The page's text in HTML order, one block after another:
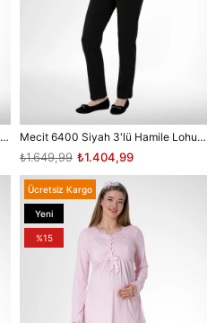
Mecit 6400 Kırmızı 3'lü Hamile Lohusa Pijama Takımı Mecit 6400 Siyah 3'lü Hamile Lohusa Pijama Takımı
₺1.404,99
₺1.649,99
Ücretsiz Kargo
Yeni
Ürün
%15